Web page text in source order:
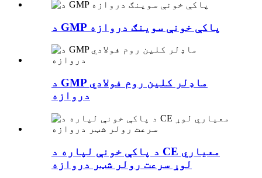
د GMP پاکې خونې سوینګ دروازه
د GMP ماډلر کلین روم فولادي
دروازه
د پاکې خونې لپاره د CE معیاري
لوړ سرعت رولر شټر دروازه